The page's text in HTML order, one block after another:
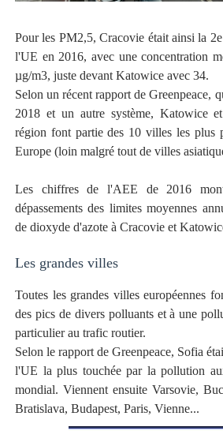
Pour les PM2,5, Cracovie était ainsi la
l'UE en 2016, avec une concentration
µg/m3, juste devant Katowice avec 34.
Selon un récent rapport de Greenpeace,
2018 et un autre système, Katowice
région font partie des 10 villes les plus
Europe (loin malgré tout de villes
Les chiffres de l'AEE de 2016
dépassements des limites moyennes
de dioxyde d'azote à Cracovie et
Les grandes villes
Toutes les grandes villes européennes
des pics de divers polluants et à une
particulier au trafic routier.
Selon le rapport de Greenpeace, Sofia
l'UE la plus touchée par la pollution
mondial. Viennent ensuite Varsovie,
Bratislava, Budapest, Paris, Vienne...